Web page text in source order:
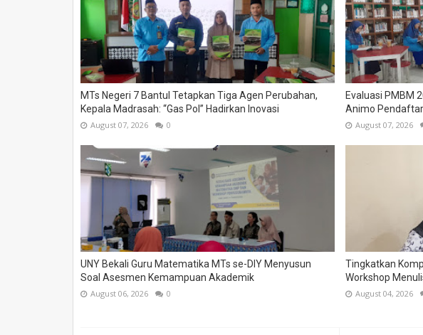
MTs Negeri 7 Bantul Tetapkan Tiga Agen Perubahan,
Kepala Madrasah: “Gas Pol” Hadirkan Inovasi
August 07, 2026 0
Evaluasi PMBM
Animo
August 07, 2026
UNY Bekali Guru Matematika MTs se-DIY Menyusun
Soal Asesmen Kemampuan Akademik
August 06, 2026 0
Tingkatkan
Workshop
August 04, 2026